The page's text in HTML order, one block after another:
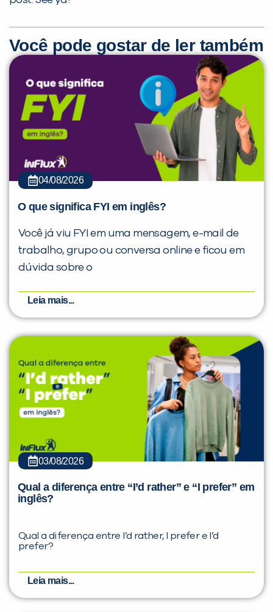
Você pode gostar de ler também
04/08/2026
O que significa FYI em inglês?
Você já viu FYI em uma mensagem, e-mail de
trabalho, grupo ou conversa online e ficou em
dúvida sobre o
Leia mais...
03/08/2026
Qual a diferença entre “I’d rather” e “I prefer” em
inglês?
Qual a diferença entre I’d rather, I prefer e I’d
prefer?
Leia mais...